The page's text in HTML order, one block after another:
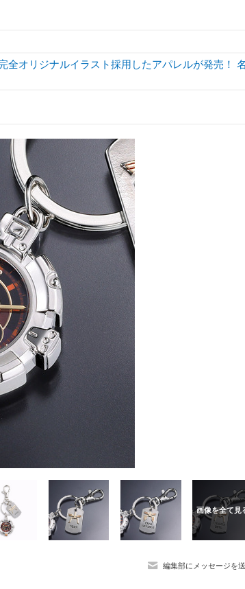
全オリジナルイラスト採用したアパレルが発売！
編集部にメッセージを